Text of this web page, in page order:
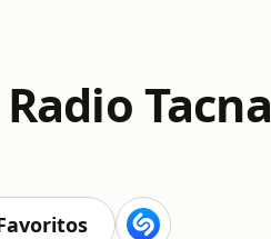
Tacna